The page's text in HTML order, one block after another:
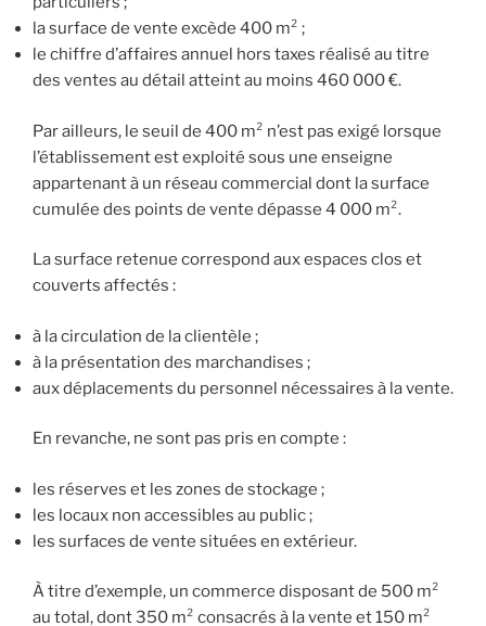
la surface de vente excède 400 m² ;
le chiffre d’affaires annuel hors taxes réalisé au titre
des ventes au détail atteint au moins 460 000 €.
Par ailleurs, le seuil de 400 m² n’est pas exigé lorsque
l’établissement est exploité sous une enseigne
appartenant à un réseau commercial dont la surface
cumulée des points de vente dépasse 4 000 m².
La surface retenue correspond aux espaces clos et
couverts affectés :
à la circulation de la clientèle ;
à la présentation des marchandises ;
aux déplacements du personnel nécessaires à la vente.
En revanche, ne sont pas pris en compte :
les réserves et les zones de stockage ;
les locaux non accessibles au public ;
les surfaces de vente situées en extérieur.
À titre d’exemple, un commerce disposant de 500 m²
au total, dont 350 m² consacrés à la vente et 150 m²